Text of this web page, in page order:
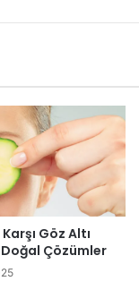
Göz Altı
Doğal Çözümler